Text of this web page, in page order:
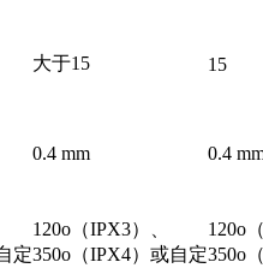
大于15 15
0.4 mm 0.4
定
120o（IPX3）、
350o（IPX4）或自定
120o
350o